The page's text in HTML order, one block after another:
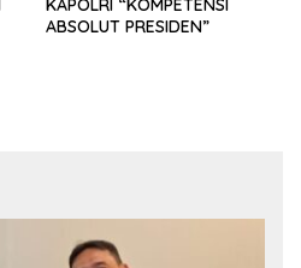
ABSOLUT PRESIDEN”